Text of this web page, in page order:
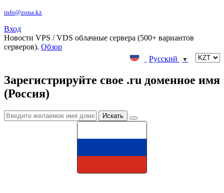
info@zona.kz
Вход
Новости VPS / VDS облачные сервера (500+ вариантов
серверов). Обзор
Русский
▼
Зарегистрируйте свое .ru доменное имя
(Россия)